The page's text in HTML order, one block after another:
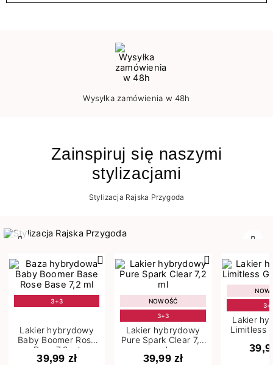
Wysyłka zamówienia w 48h
Zainspiruj się naszymi
stylizacjami
Stylizacja Rajska Przygoda
3+3
Lakier hybrydowy
Baby Boomer Rose
Base 7,2 ml
39,99 zł
NOWOŚĆ
3+3
Lakier hybrydowy
Pure Spark Clear 7,2
ml
39,99 zł
Lakier
Limitless